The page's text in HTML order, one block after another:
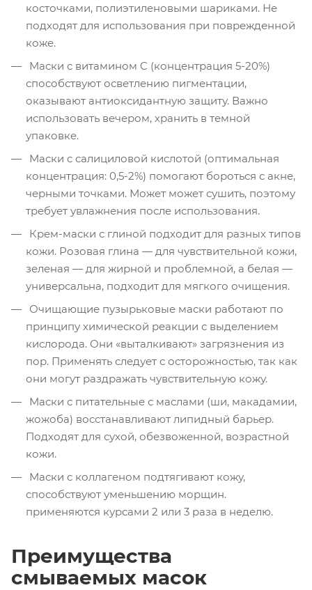
косточками, полиэтиленовыми шариками. Не
подходят для использования при поврежденной
коже.
Маски с витамином C (концентрация 5-20%)
способствуют осветлению пигментации,
оказывают антиоксидантную защиту. Важно
использовать вечером, хранить в темной
упаковке.
Маски с салициловой кислотой (оптимальная
концентрация: 0,5-2%) помогают бороться с акне,
черными точками. Может может сушить, поэтому
требует увлажнения после использования.
Крем-маски с глиной подходит для разных типов
кожи. Розовая глина — для чувствительной кожи,
зеленая — для жирной и проблемной, а белая —
универсальна, подходит для мягкого очищения.
Очищающие пузырьковые маски работают по
принципу химической реакции с выделением
кислорода. Они «выталкивают» загрязнения из
пор. Применять следует с осторожностью, так как
они могут раздражать чувствительную кожу.
Маски с питательные с маслами (ши, макадамии,
жожоба) восстанавливают липидный барьер.
Подходят для сухой, обезвоженной, возрастной
кожи.
Маски с коллагеном подтягивают кожу,
способствуют уменьшению морщин.
применяются курсами 2 или 3 раза в неделю.
Преимущества
смываемых масок